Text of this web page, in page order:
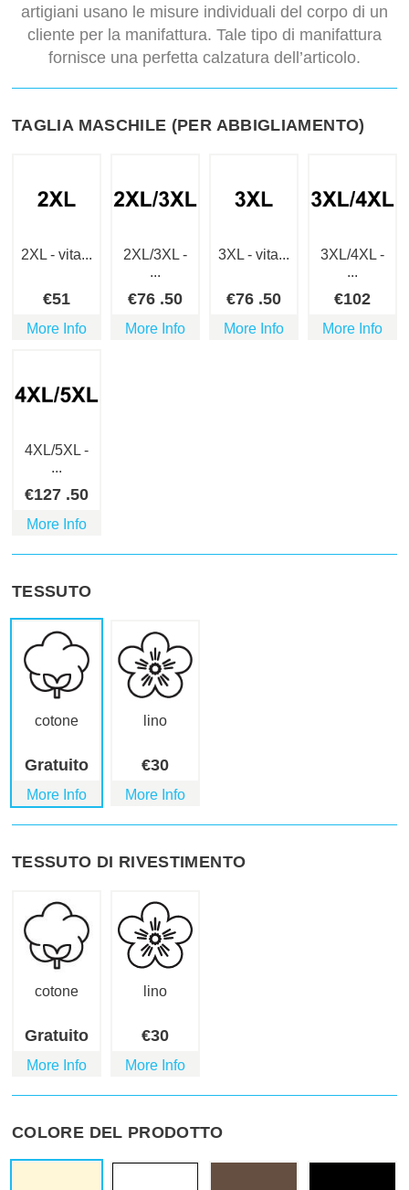
artigiani usano le misure individuali del corpo di un
cliente per la manifattura. Tale tipo di manifattura
fornisce una perfetta calzatura dell’articolo.
TAGLIA MASCHILE (PER ABBIGLIAMENTO)
2XL - vita...
€51
More Info
2XL/3XL -
...
€76 .50
More Info
3XL - vita...
€76 .50
More Info
3XL/4XL -
...
€102
More Info
4XL/5XL -
...
€127 .50
More Info
TESSUTO
cotone
Gratuito
More Info
lino
€30
More Info
TESSUTO DI RIVESTIMENTO
cotone
Gratuito
More Info
lino
€30
More Info
COLORE DEL PRODOTTO